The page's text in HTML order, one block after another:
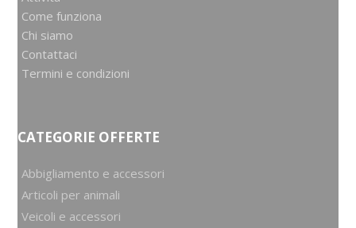
Come funziona
Chi siamo
Contattaci
Termini e condizioni
CATEGORIE OFFERTE
Abbigliamento e accessori
Articoli per animali
Veicoli e accessori